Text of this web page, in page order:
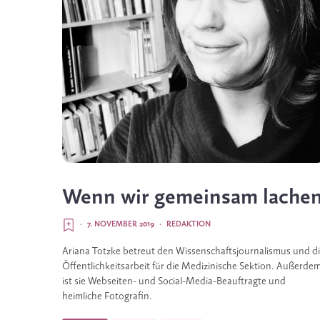
Wenn wir gemeinsam
REDAKTION
·
7. NOVEMBER 2019
·
Ariana Totzke betreut den Wissenschaftsjournalismus und
Öffentlichkeitsarbeit für die Medizinische Sektion. Außerdem
ist sie Webseiten- und Social-Media-Beauf­tragte und
heimliche Fotografin.